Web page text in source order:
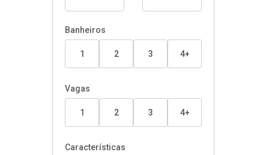
Banheiros
1 2 3 4+
Vagas
1 2 3 4+
Características